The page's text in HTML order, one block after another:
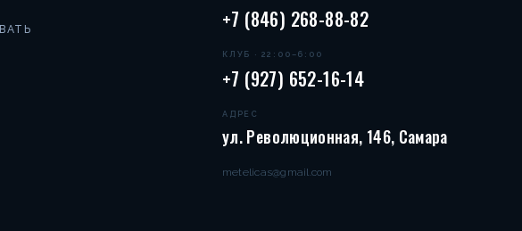
+7 (846) 268-88-82
КЛУБ · 22:00–6:00
+7 (927) 652-16-14
АДРЕС
ул. Революционная, 146, Самара
metelicas@gmail.com